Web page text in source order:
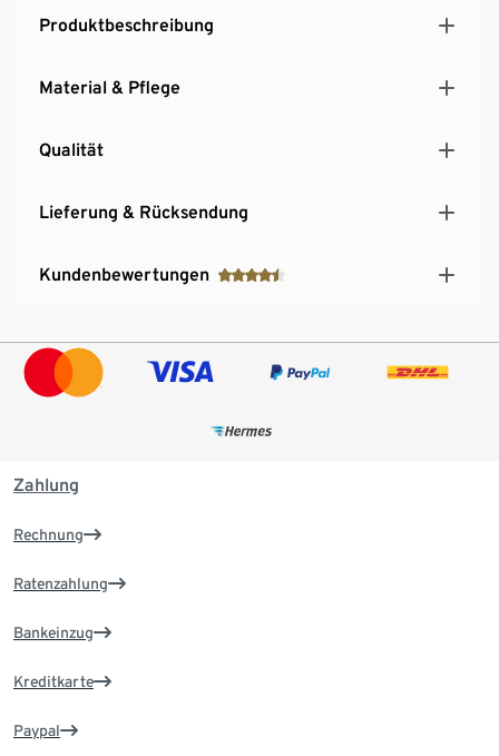
Produktbeschreibung
Material & Pflege
Qualität
Lieferung & Rücksendung
Kundenbewertungen
Zahlung
Rechnung
Ratenzahlung
Bankeinzug
Kreditkarte
Paypal